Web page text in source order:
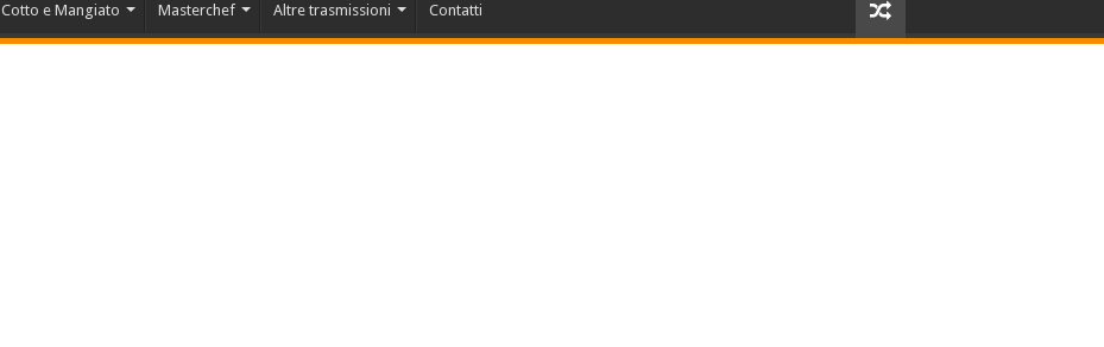
Cotto e Mangiato Masterchef Altre trasmissioni Contatti